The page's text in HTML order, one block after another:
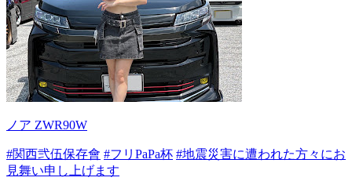
ノア ZWR90W
#関西弐伍保存會 #フリPaPa杯 #地震災害に遭われた方々にお
見舞い申し上げます